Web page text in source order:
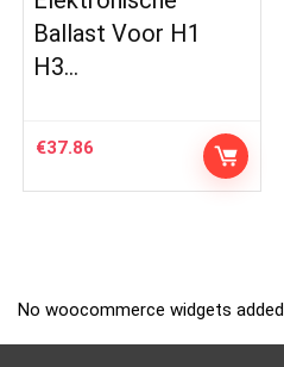
Ballast Voor H1
H3…
€37.86
No woocommerce widgets added